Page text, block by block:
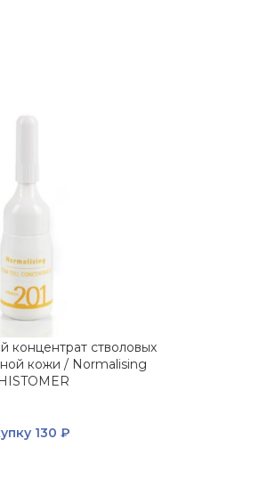
концентрат стволовых
кожи / Normalising
130 ₽